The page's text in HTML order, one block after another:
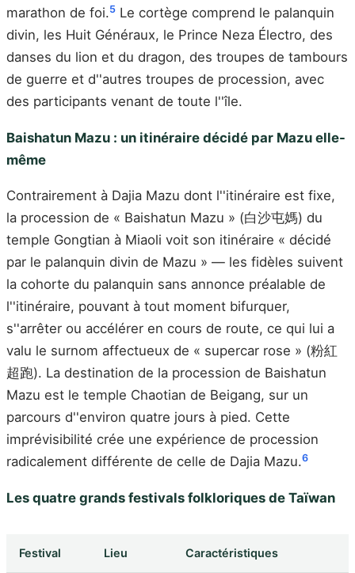
marathon de foi.5 Le cortège comprend le palanquin
divin, les Huit Généraux, le Prince Neza Électro, des
danses du lion et du dragon, des troupes de tambours
de guerre et d''autres troupes de procession, avec
des participants venant de toute l''île.
Baishatun Mazu : un itinéraire décidé par Mazu elle-
même
Contrairement à Dajia Mazu dont l''itinéraire est fixe,
la procession de « Baishatun Mazu » (白沙屯媽) du
temple Gongtian à Miaoli voit son itinéraire « décidé
par le palanquin divin de Mazu » — les fidèles suivent
la cohorte du palanquin sans annonce préalable de
l''itinéraire, pouvant à tout moment bifurquer,
s''arrêter ou accélérer en cours de route, ce qui lui a
valu le surnom affectueux de « supercar rose » (粉紅
超跑). La destination de la procession de Baishatun
Mazu est le temple Chaotian de Beigang, sur un
parcours d''environ quatre jours à pied. Cette
imprévisibilité crée une expérience de procession
radicalement différente de celle de Dajia Mazu.6
Les quatre grands festivals folkloriques de Taïwan
Festival Lieu Caractéristiques